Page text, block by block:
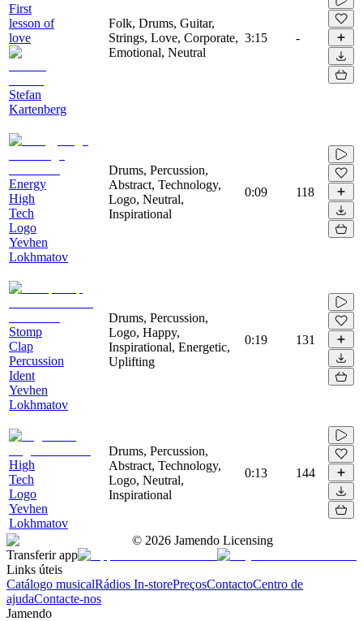
First
lesson of
love
Stefan
Kartenberg
Folk, Drums, Guitar,
Strings, Love, Corporate,
Emotional, Neutral
3:15 -
Energy
High
Tech
Logo
Yevhen
Lokhmatov
Drums, Percussion,
Abstract, Technology,
Logo, Neutral,
Inspirational
0:09 118
Stomp
Clap
Percussion
Ident
Yevhen
Lokhmatov
Drums, Percussion,
Logo, Happy,
Inspirational, Energetic,
Uplifting
0:19 131
High
Tech
Logo
Yevhen
Lokhmatov
Drums, Percussion,
Abstract, Technology,
Logo, Neutral,
Inspirational
0:13 144
© 2026 Jamendo Licensing
Transferir app
Links úteis
Catálogo musicalRádios In-storePreçosContactoCentro de
ajudaContacte-nos
Jamendo